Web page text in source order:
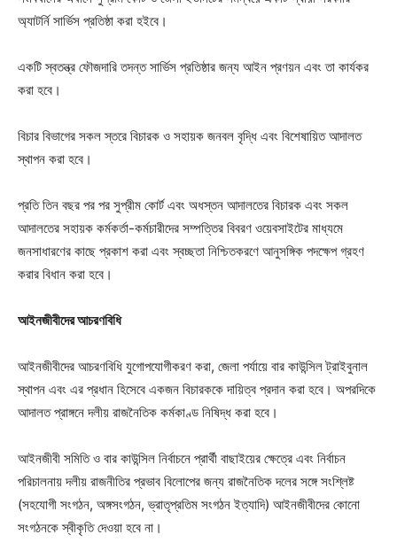
অ্যাটর্নি সার্ভিস প্রতিষ্ঠা করা হইবে।
একটি স্বতন্ত্র ফৌজদারি তদন্ত সার্ভিস প্রতিষ্ঠার জন্য আইন প্রণয়ন এবং তা কার্যকর
করা হবে।
বিচার বিভাগের সকল স্তরে বিচারক ও সহায়ক জনবল বৃদ্ধি এবং বিশেষায়িত আদালত
স্থাপন করা হবে।
প্রতি তিন বছর পর পর সুপ্রীম কোর্ট এবং অধস্তন আদালতের বিচারক এবং সকল
আদালতের সহায়ক কর্মকর্তা-কর্মচারীদের সম্পত্তির বিবরণ ওয়েবসাইটের মাধ্যমে
জনসাধারণের কাছে প্রকাশ করা এবং স্বচ্ছতা নিশ্চিতকরণে আনুসঙ্গিক পদক্ষেপ গ্রহণ
করার বিধান করা হবে।
আইনজীবীদের আচরণবিধি
আইনজীবীদের আচরণবিধি যুগোপযোগীকরণ করা, জেলা পর্যায়ে বার কাউন্সিল ট্রাইবুনাল
স্থাপন এবং এর প্রধান হিসেবে একজন বিচারককে দায়িত্ব প্রদান করা হবে। অপরদিকে
আদালত প্রাঙ্গনে দলীয় রাজনৈতিক কর্মকাণ্ড নিষিদ্ধ করা হবে।
আইনজীবী সমিতি ও বার কাউন্সিল নির্বাচনে প্রার্থী বাছাইয়ের ক্ষেত্রে এবং নির্বাচন
পরিচালনায় দলীয় রাজনীতির প্রভাব বিলোপের জন্য রাজনৈতিক দলের সঙ্গে সংশ্লিষ্ট
(সহযোগী সংগঠন, অঙ্গসংগঠন, ভ্রাতৃপ্রতিম সংগঠন ইত্যাদি) আইনজীবীদের কোনো
সংগঠনকে স্বীকৃতি দেওয়া হবে না।